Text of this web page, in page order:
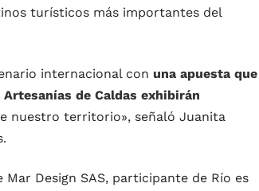
turísticos más importantes del
internacional con una apuesta que
de Caldas exhibirán
nuestro territorio», señaló Juanita
Design SAS, participante de Río es